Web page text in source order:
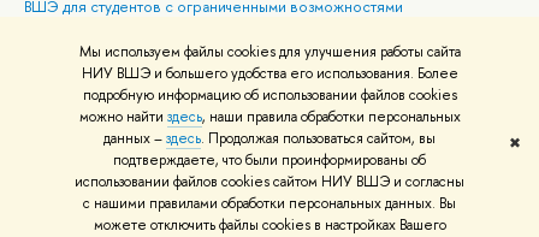
Мы используем файлы cookies для улучшения работы сайта
НИУ ВШЭ и большего удобства его использования. Более
подробную информацию об использовании файлов cookies
можно найти здесь, наши правила обработки персональных
данных –здесь. Продолжая пользоваться сайтом, вы
подтверждаете, что были проинформированы об
использовании файлов cookies сайтом НИУ ВШЭ и согласны
с нашими правилами обработки персональных данных. Вы
можете отключить файлы cookies в настройках Вашего
✖
ВШЭ для студентов с ограниченными возможностями
Единая платежная страница
© НИУ ВШЭ 1993–2026 Условия использования материалов Адреса
и контакты Карта сайта
Шрифты HSE Sans и HSE Slab разработаны вШколе дизайна НИУ ВШЭ